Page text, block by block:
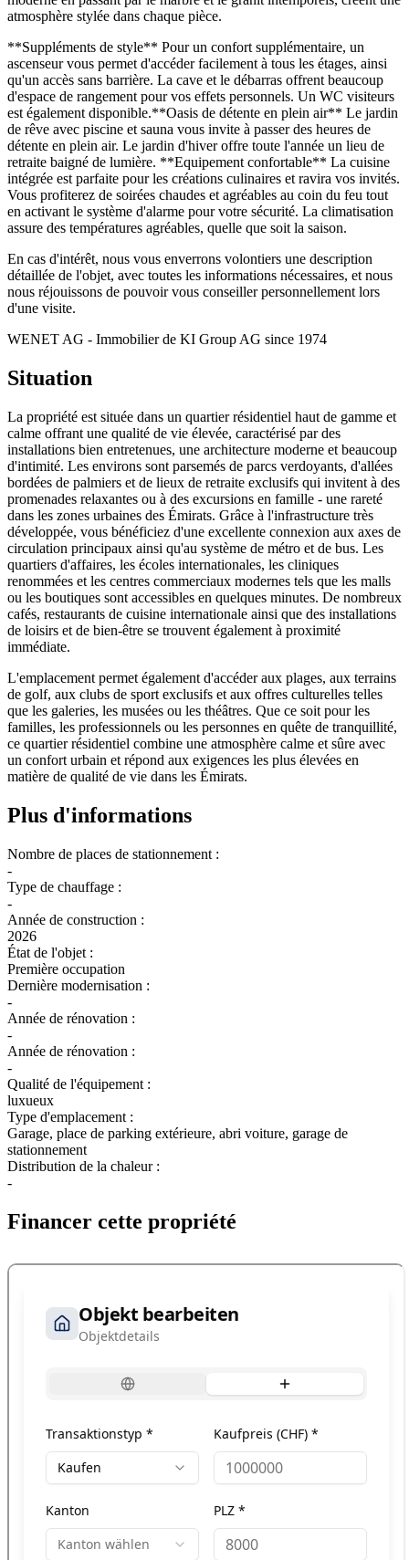
atmosphère stylée dans chaque pièce.
**Suppléments de style** Pour un confort supplémentaire, un
ascenseur vous permet d'accéder facilement à tous les étages, ainsi
qu'un accès sans barrière. La cave et le débarras offrent beaucoup
d'espace de rangement pour vos effets personnels. Un WC visiteurs
est également disponible.**Oasis de détente en plein air** Le jardin
de rêve avec piscine et sauna vous invite à passer des heures de
détente en plein air. Le jardin d'hiver offre toute l'année un lieu de
retraite baigné de lumière. **Equipement confortable** La cuisine
intégrée est parfaite pour les créations culinaires et ravira vos invités.
Vous profiterez de soirées chaudes et agréables au coin du feu tout
en activant le système d'alarme pour votre sécurité. La climatisation
assure des températures agréables, quelle que soit la saison.
En cas d'intérêt, nous vous enverrons volontiers une description
détaillée de l'objet, avec toutes les informations nécessaires, et nous
nous réjouissons de pouvoir vous conseiller personnellement lors
d'une visite.
WENET AG - Immobilier de KI Group AG since 1974
Situation
La propriété est située dans un quartier résidentiel haut de gamme et
calme offrant une qualité de vie élevée, caractérisé par des
installations bien entretenues, une architecture moderne et beaucoup
d'intimité. Les environs sont parsemés de parcs verdoyants, d'allées
bordées de palmiers et de lieux de retraite exclusifs qui invitent à des
promenades relaxantes ou à des excursions en famille - une rareté
dans les zones urbaines des Émirats. Grâce à l'infrastructure très
développée, vous bénéficiez d'une excellente connexion aux axes de
circulation principaux ainsi qu'au système de métro et de bus. Les
quartiers d'affaires, les écoles internationales, les cliniques
renommées et les centres commerciaux modernes tels que les malls
ou les boutiques sont accessibles en quelques minutes. De nombreux
cafés, restaurants de cuisine internationale ainsi que des installations
de loisirs et de bien-être se trouvent également à proximité
immédiate.
L'emplacement permet également d'accéder aux plages, aux terrains
de golf, aux clubs de sport exclusifs et aux offres culturelles telles
que les galeries, les musées ou les théâtres. Que ce soit pour les
familles, les professionnels ou les personnes en quête de tranquillité,
ce quartier résidentiel combine une atmosphère calme et sûre avec
un confort urbain et répond aux exigences les plus élevées en
matière de qualité de vie dans les Émirats.
Plus d'informations
Nombre de places de stationnement :
-
Type de chauffage :
-
Année de construction :
2026
État de l'objet :
Première occupation
Dernière modernisation :
-
Année de rénovation :
-
Année de rénovation :
-
Qualité de l'équipement :
luxueux
Type d'emplacement :
Garage, place de parking extérieure, abri voiture, garage de
stationnement
Distribution de la chaleur :
-
Financer cette propriété